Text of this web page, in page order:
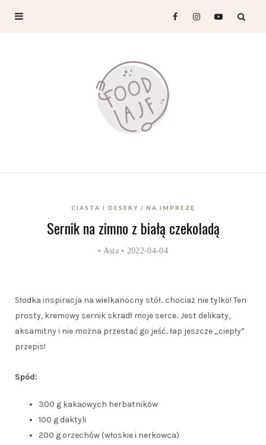
CIASTA I DESERY NA IMPREZĘ
Sernik na zimno z białą czekoladą
• Asia • 2022-04-04
Słodka inspiracja na wielkanocny stół.. chociaż nie tylko! Ten
prosty, kremowy sernik skradł moje serce.. Jest delikaty,
aksamitny i nie można przestać go jeść.. łap jeszcze „ciepły”
przepis!
Spód:
300 g kakaowych herbatników
100 g daktyli
200 g orzechów (włoskie i nerkowca)